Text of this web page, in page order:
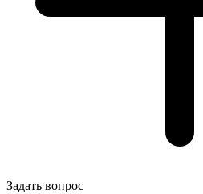
Задать вопрос